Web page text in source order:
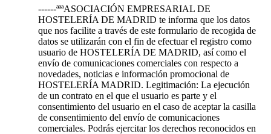
------ªªªASOCIACIÓN EMPRESARIAL DE
HOSTELERÍA DE MADRID te informa que los datos
que nos facilite a través de este formulario de recogida de
datos se utilizarán con el fin de efectuar el registro como
usuario de HOSTELERÍA DE MADRID, así como el
envío de comunicaciones comerciales con respecto a
novedades, noticias e información promocional de
HOSTELERÍA MADRID. Legitimación: La ejecución
de un contrato en el que el usuario es parte y el
consentimiento del usuario en el caso de aceptar la casilla
de consentimiento del envío de comunicaciones
comerciales. Podrás ejercitar los derechos reconocidos en